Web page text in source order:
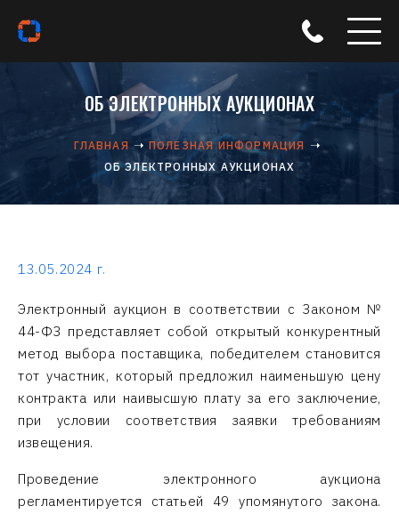
ОБ ЭЛЕКТРОННЫХ АУКЦИОНАХ
ГЛАВНАЯ
ПОЛЕЗНАЯ ИНФОРМАЦИЯ
ОБ ЭЛЕКТРОННЫХ АУКЦИОНАХ
13.05.2024 г.
Электронный аукцион в соответствии с Законом №
44-ФЗ представляет собой открытый конкурентный
метод выбора поставщика, победителем становится
тот участник, который предложил наименьшую цену
контракта или наивысшую плату за его заключение,
при условии соответствия заявки требованиям
извещения.
Проведение электронного аукциона
регламентируется статьей 49 упомянутого закона.